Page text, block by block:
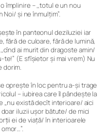
împlinire – ,,totul e un nou
și ne înmulțim”.
în panteonul deziluziei iar
fără de culoare, fără de lumină,
ai murit din dragoste amin/
(E sfîșietor și mai vrem) Nu
dorim.
oprește în loc pentru a-și trage
– iubirea care îl pândește la
,,nu există decît interioare/ aici
iluzii uşor bătute/ de mici
ei de viaţă/ în interioarele